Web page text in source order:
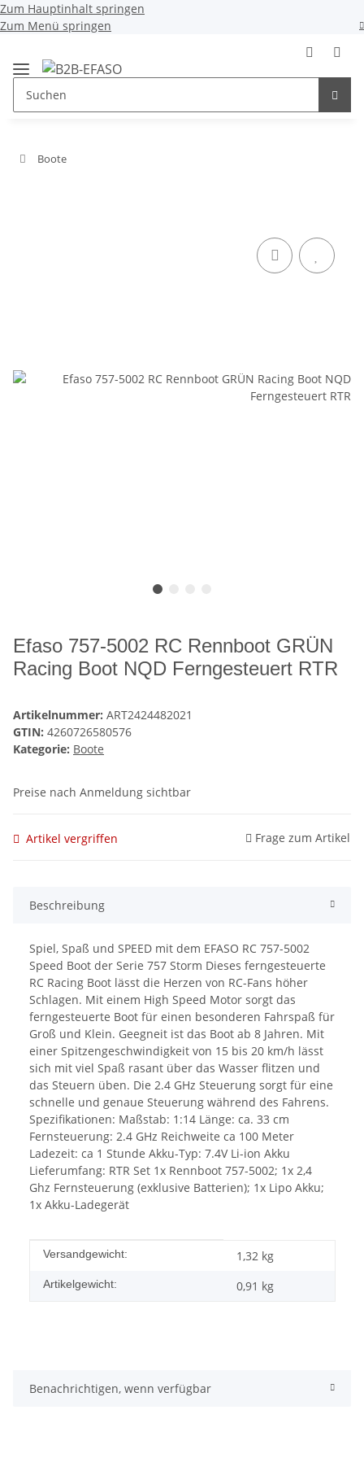
Zum Hauptinhalt springen
Zum Menü springen
Boote
Efaso 757-5002 RC Rennboot GRÜN
Racing Boot NQD Ferngesteuert RTR
Artikelnummer: ART2424482021
GTIN: 4260726580576
Kategorie: Boote
Preise nach Anmeldung sichtbar
Artikel vergriffen Frage zum Artikel
Beschreibung
Spiel, Spaß und SPEED mit dem EFASO RC 757-5002
Speed Boot der Serie 757 Storm Dieses ferngesteuerte
RC Racing Boot lässt die Herzen von RC-Fans höher
Schlagen. Mit einem High Speed Motor sorgt das
ferngesteuerte Boot für einen besonderen Fahrspaß für
Groß und Klein. Geegneit ist das Boot ab 8 Jahren. Mit
einer Spitzengeschwindigkeit von 15 bis 20 km/h lässt
sich mit viel Spaß rasant über das Wasser flitzen und
das Steuern üben. Die 2.4 GHz Steuerung sorgt für eine
schnelle und genaue Steuerung während des Fahrens.
Spezifikationen: Maßstab: 1:14 Länge: ca. 33 cm
Fernsteuerung: 2.4 GHz Reichweite ca 100 Meter
Ladezeit: ca 1 Stunde Akku-Typ: 7.4V Li-ion Akku
Lieferumfang: RTR Set 1x Rennboot 757-5002; 1x 2,4
Ghz Fernsteuerung (exklusive Batterien); 1x Lipo Akku;
1x Akku-Ladegerät
Produkteigenschaft
Wert
Versandgewicht: 1,32 kg
Artikelgewicht: 0,91 kg
Benachrichtigen, wenn verfügbar